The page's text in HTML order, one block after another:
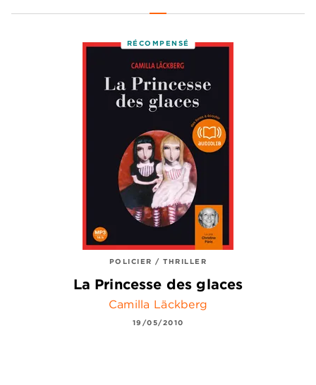
RÉCOMPENSÉ
POLICIER / THRILLER
La Princesse des glaces
Camilla Läckberg
19/05/2010